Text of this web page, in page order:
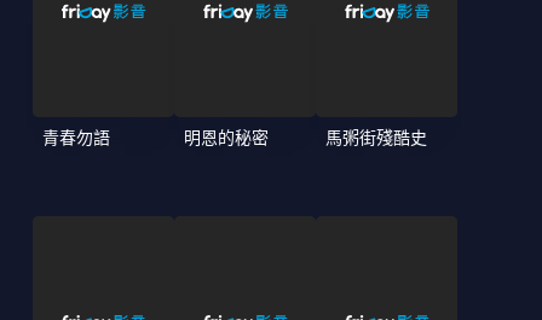
青春勿語 明恩的秘密 馬粥街殘酷史